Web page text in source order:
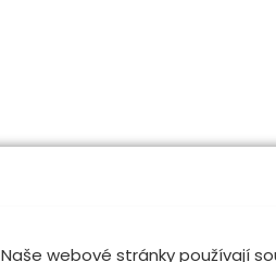
Naše webové stránky používají